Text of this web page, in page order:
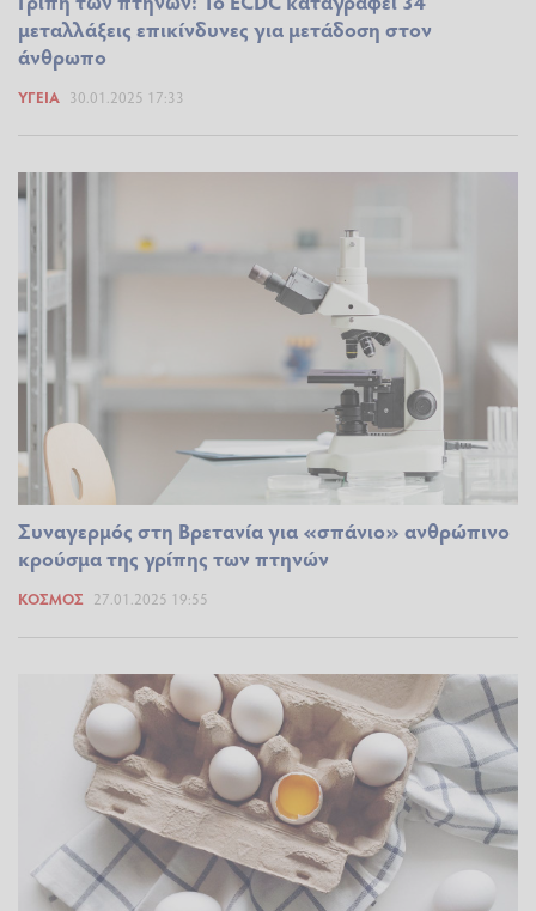
μεταλλάξεις επικίνδυνες για μετάδοση στον
άνθρωπο
ΥΓΕΊΑ 30.01.2025 17:33
Συναγερμός στη Βρετανία για «σπάνιο» ανθρώπινο
κρούσμα της γρίπης των πτηνών
ΚΌΣΜΟΣ 27.01.2025 19:55